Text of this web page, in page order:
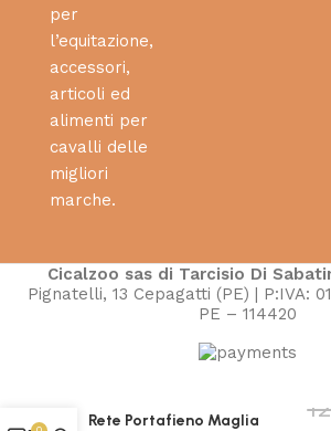
per
l’equitazione,
accessori,
articoli ed
alimenti per
cavalli delle
migliori
marche.
Cicalzoo sas di Tarcisio Di
Pignatelli, 13 Cepagatti (PE) | P:IVA:
PE – 114420
Rete Portafieno Maglia